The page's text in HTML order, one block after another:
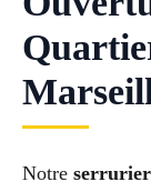
Notre